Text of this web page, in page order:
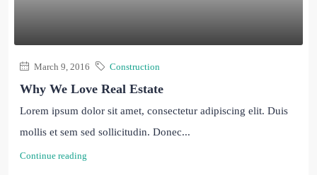
March 9, 2016 Construction
Why We Love Real Estate
Lorem ipsum dolor sit amet, consectetur adipiscing elit. Duis
mollis et sem sed sollicitudin. Donec...
Continue reading